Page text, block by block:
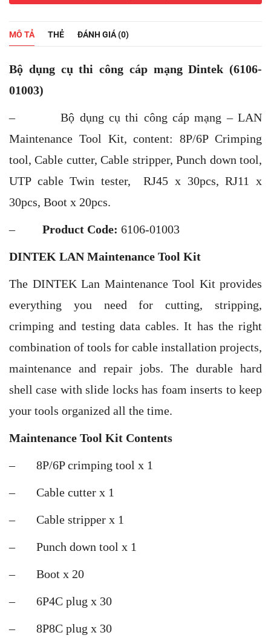
MÔ TẢ THẺ ĐÁNH GIÁ (0)
Bộ dụng cụ thi công cáp mạng Dintek (6106-
01003)
– Bộ dụng cụ thi công cáp mạng – LAN
Maintenance Tool Kit, content: 8P/6P Crimping
tool, Cable cutter, Cable stripper, Punch down tool,
UTP cable Twin tester, RJ45 x 30pcs, RJ11 x
30pcs, Boot x 20pcs.
– Product Code: 6106-01003
DINTEK LAN Maintenance Tool Kit
The DINTEK Lan Maintenance Tool Kit provides
everything you need for cutting, stripping,
crimping and testing data cables. It has the right
combination of tools for cable installation projects,
maintenance and repair jobs. The durable hard
shell case with slide locks has foam inserts to keep
your tools organized all the time.
Maintenance Tool Kit Contents
– 8P/6P crimping tool x 1
– Cable cutter x 1
– Cable stripper x 1
– Punch down tool x 1
– Boot x 20
– 6P4C plug x 30
– 8P8C plug x 30